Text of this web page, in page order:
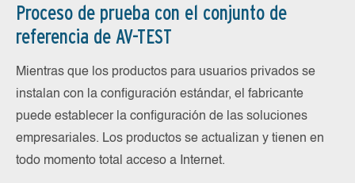
Proceso de prueba con el conjunto de
referencia de AV-TEST
Mientras que los productos para usuarios privados se
instalan con la configuración estándar, el fabricante
puede establecer la configuración de las soluciones
empresariales. Los productos se actualizan y tienen en
todo momento total acceso a Internet.